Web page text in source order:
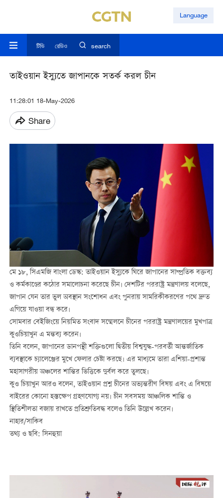
Language
টিভি রেডিও search
তাইওয়ান ইস্যুতে জাপানকে সতর্ক করল চীন
11:28:01 18-May-2026
Share
মে ১৮, সিএমজি বাংলা ডেস্ক: তাইওয়ান ইস্যুকে ঘিরে জাপানের সাম্প্রতিক বক্তব্য
ও কর্মকাণ্ডের কঠোর সমালোচনা করেছে চীন। দেশটির পররাষ্ট্র মন্ত্রণালয় বলেছে,
জাপান যেন তার ভুল অবস্থান সংশোধন এবং পুনরায় সামরিকীকরণের পথে দ্রুত
এগিয়ে যাওয়া বন্ধ করে।
সোমবার বেইজিংয়ে নিয়মিত সংবাদ সম্মেলনে চীনের পররাষ্ট্র মন্ত্রণালয়ের মুখপাত্র
কুওচিয়াখুনএ মন্তব্য করেন।
তিনি বলেন, জাপানের ডানপন্থী শক্তিগুলো দ্বিতীয় বিশ্বযুদ্ধ-পরবর্তী আন্তর্জাতিক
ব্যবস্থাকে চ্যালেঞ্জের মুখে ফেলার চেষ্টা করছে। এর মাধ্যমে তারা এশিয়া-প্রশান্ত
মহাসাগরীয় অঞ্চলের শান্তির ভিত্তিকে দুর্বল করে তুলছে।
কুও চিয়াখুন আরও বলেন, তাইওয়ান প্রশ্ন চীনের অভ্যন্তরীণ বিষয় এবং এ বিষয়ে
বাইরের কোনো হস্তক্ষেপ গ্রহণযোগ্য নয়। চীন সবসময় আঞ্চলিক শান্তি ও
স্থিতিশীলতা বজায় রাখতে প্রতিশ্রুতিবদ্ধ বলেও তিনি উল্লেখ করেন।
নাহার/সাকিব
তথ্য ও ছবি: সিনহুয়া